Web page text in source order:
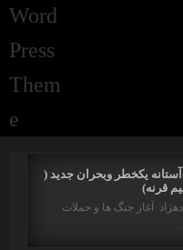
آستانه یکخطر وبحران جدید (
قرنه)
آغاز جنگ ها و حملات